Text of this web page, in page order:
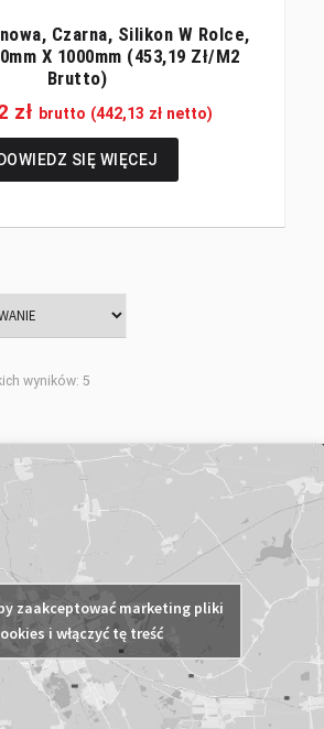
Czarna, Silikon W Rolce,
X 1000mm (453,19 Zł/m2
Brutto)
zł brutto (442,13 złnetto)
DOWIEDZ SIĘ WIĘCEJ
wyników: 5
zaakceptować marketing pliki
i włączyć tę treść